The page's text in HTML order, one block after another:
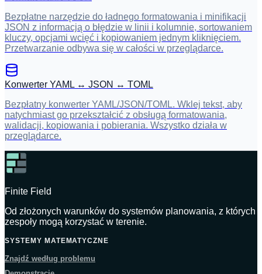
Bezpłatne narzędzie do ładnego formatowania i minifikacji
JSON z informacją o błędzie w linii i kolumnie, sortowaniem
kluczy, opcjami wcięć i kopiowaniem jednym kliknięciem.
Przetwarzanie odbywa się w całości w przeglądarce.
Konwerter YAML ↔ JSON ↔ TOML
Bezpłatny konwerter YAML/JSON/TOML. Wklej tekst, aby
natychmiast go przekształcić z obsługą formatowania,
walidacji, kopiowania i pobierania. Wszystko działa w
przeglądarce.
Finite Field
Od złożonych warunków do systemów planowania, z których
zespoły mogą korzystać w terenie.
SYSTEMY MATEMATYCZNE
Znajdź według problemu